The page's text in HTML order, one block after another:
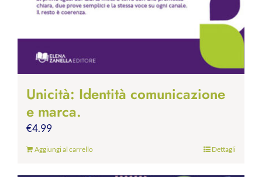
Unicità: Identità comunicazione
e marca.
€4.99
Aggiungi al carrello Dettagli